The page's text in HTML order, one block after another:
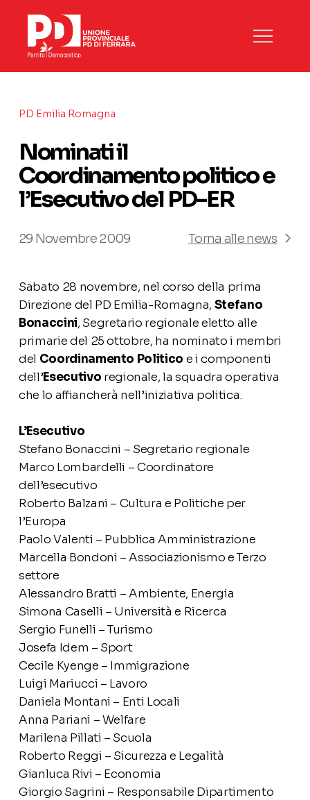
PD Emilia Romagna
Nominati il
Coordinamento politico e
l’Esecutivo del PD-ER
29 Novembre 2009 Torna alle news
Sabato 28 novembre, nel corso della prima
Direzione del PD Emilia-Romagna, Stefano
Bonaccini, Segretario regionale eletto alle
primarie del 25 ottobre, ha nominato i membri
del Coordinamento Politico e i componenti
dell’Esecutivo regionale, la squadra operativa
che lo affiancherà nell’iniziativa politica.
L’Esecutivo
Stefano Bonaccini – Segretario regionale
Marco Lombardelli – Coordinatore
dell’esecutivo
Roberto Balzani – Cultura e Politiche per
l’Europa
Paolo Valenti – Pubblica Amministrazione
Marcella Bondoni – Associazionismo e Terzo
settore
Alessandro Bratti – Ambiente, Energia
Simona Caselli – Università e Ricerca
Sergio Funelli – Turismo
Josefa Idem – Sport
Cecile Kyenge – Immigrazione
Luigi Mariucci – Lavoro
Daniela Montani – Enti Locali
Anna Pariani – Welfare
Marilena Pillati – Scuola
Roberto Reggi – Sicurezza e Legalità
Gianluca Rivi – Economia
Giorgio Sagrini – Responsabile Dipartimento